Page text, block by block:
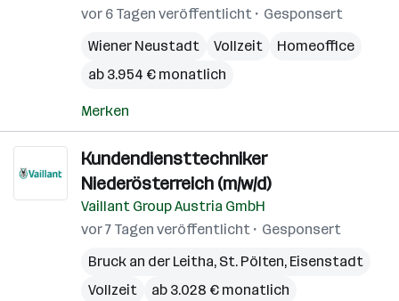
vor 6 Tagen veröffentlicht
Gesponsert
Wiener Neustadt
Vollzeit
Homeoffice
ab 3.954 € monatlich
Merken
Kundendiensttechniker
Niederösterreich (m/w/d)
Vaillant Group Austria GmbH
vor 7 Tagen veröffentlicht
Gesponsert
Bruck an der Leitha, St. Pölten, Eisenstadt
Vollzeit
ab 3.028 € monatlich